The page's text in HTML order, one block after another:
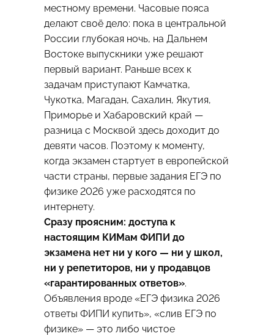
местному времени. Часовые пояса
делают своё дело: пока в центральной
России глубокая ночь, на Дальнем
Востоке выпускники уже решают
первый вариант. Раньше всех к
задачам приступают Камчатка,
Чукотка, Магадан, Сахалин, Якутия,
Приморье и Хабаровский край —
разница с Москвой здесь доходит до
девяти часов. Поэтому к моменту,
когда экзамен стартует в европейской
части страны, первые задания ЕГЭ по
физике 2026 уже расходятся по
интернету.
Сразу проясним: доступа к
настоящим КИМам ФИПИ до
экзамена нет ни у кого — ни у школ,
ни у репетиторов, ни у продавцов
«гарантированных ответов».
Объявления вроде «ЕГЭ физика 2026
ответы ФИПИ купить», «слив ЕГЭ по
физике» — это либо чистое